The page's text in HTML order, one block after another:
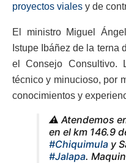
proyectos viales y de
El ministro Miguel
Istupe Ibáñez de la terna
el Consejo Consultivo.
técnico y minucioso, por
conocimientos y
⚠️ Atendemos
en el km 146.9
#Chiquimula y
#Jalapa.